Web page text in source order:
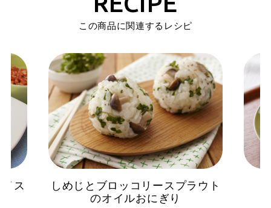
この商品に関連するレシピ
ス
しめじとブロッコリースプラウト
のオイルおにぎり